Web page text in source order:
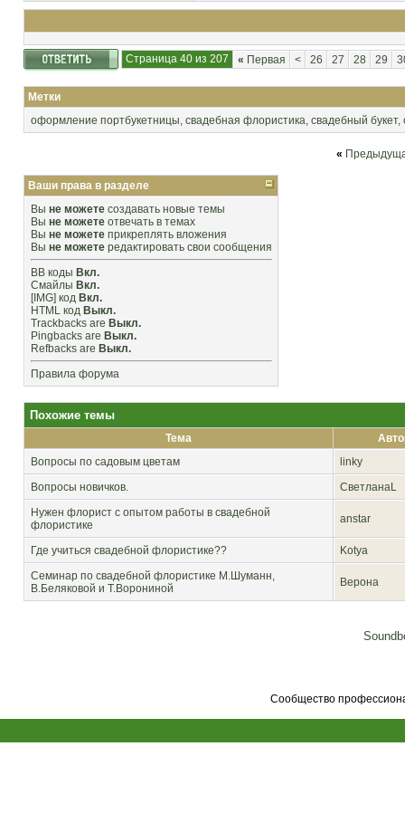
Страница 40 из 207 « Первая < 26 27 28 29
Метки
оформление портбукетницы, свадебная флористика, свадебный букет,
«
Ваши права в разделе
Вы не можете создавать новые темы
Вы не можете отвечать в темах
Вы не можете прикреплять вложения
Вы не можете редактировать свои сообщения
BB коды Вкл.
Смайлы Вкл.
[IMG] код Вкл.
HTML код Выкл.
Trackbacks are Выкл.
Pingbacks are Выкл.
Refbacks are Выкл.
Правила форума
Похожие темы
Тема
Вопросы по садовым цветам
linky
Вопросы новичков.
СветланаL
Нужен флорист с опытом работы в свадебной
флористике
anstar
Где учиться свадебной флористике??
Kotya
Семинар по свадебной флористике М.Шуманн,
В.Беляковой и Т.Ворониной
Верона
Сообщество